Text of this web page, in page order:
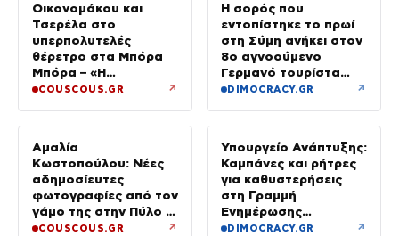
Οικονομάκου και
Τσερέλα στο
υπερπολυτελές
θέρετρο στα Μπόρα
Μπόρα – «Η
μεγαλύτερη
COUSCOUS.GR ↗
Η σορός που
εντοπίστηκε το πρωί
στη Σύμη ανήκει στον
8ο αγνοούμενο
Γερμανό τουρίστα
που επέβαινε σε
DIMOCRACY.GR ↗
Αμαλία
Κωστοπούλου: Νέες
αδημοσίευτες
φωτογραφίες από τον
γάμο της στην Πύλο –
Χορεύαμε μέχρι να
COUSCOUS.GR ↗
Υπουργείο Ανάπτυξης:
Καμπάνες και ρήτρες
για καθυστερήσεις
στη Γραμμή
Ενημέρωσης
Επενδυτή
DIMOCRACY.GR ↗